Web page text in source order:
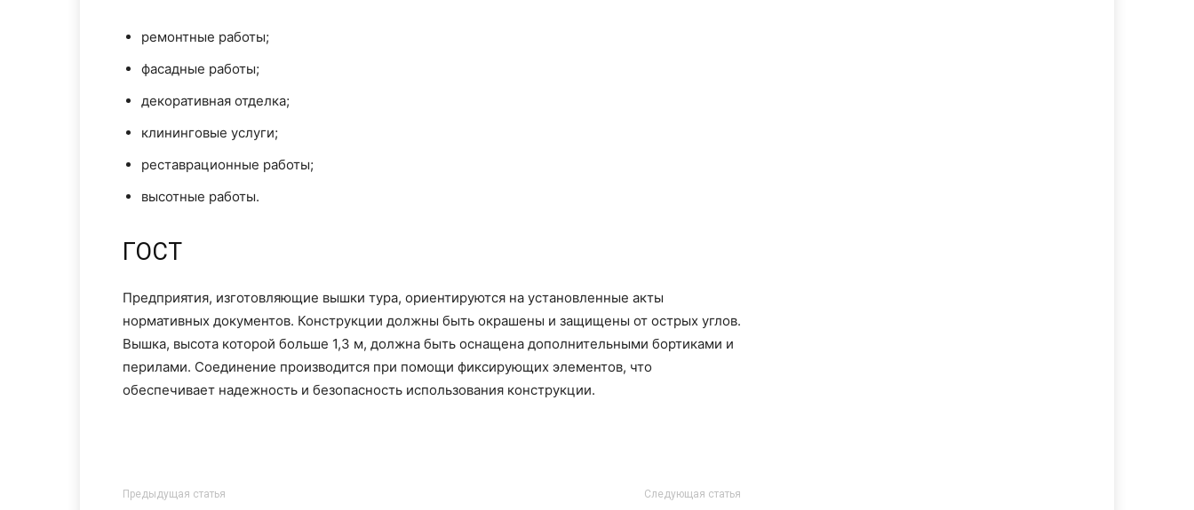
ремонтные работы;
фасадные работы;
декоративная отделка;
клининговые услуги;
реставрационные работы;
высотные работы.
ГОСТ
Предприятия, изготовляющие вышки тура, ориентируются на установленные акты
нормативных документов. Конструкции должны быть окрашены и защищены от острых углов.
Вышка, высота которой больше 1,3 м, должна быть оснащена дополнительными бортиками и
перилами. Соединение производится при помощи фиксирующих элементов, что
обеспечивает надежность и безопасность использования конструкции.
Предыдущая статья Следующая статья